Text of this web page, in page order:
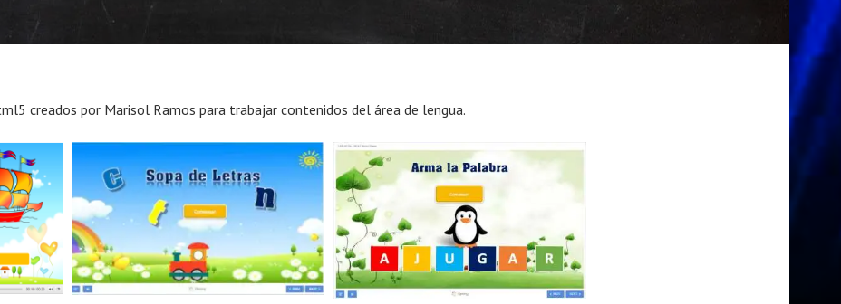
creados por Marisol Ramos para trabajar contenidos del área de lengua.